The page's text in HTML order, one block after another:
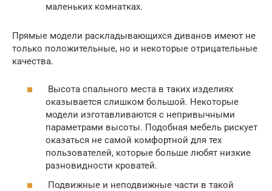
маленьких комнатках.
Прямые модели раскладывающихся диванов имеют не
только положительные, но и некоторые отрицательные
качества.
Высота спального места в таких изделиях
оказывается слишком большой. Некоторые
модели изготавливаются с непривычными
параметрами высоты. Подобная мебель рискует
оказаться не самой комфортной для тех
пользователей, которые больше любят низкие
разновидности кроватей.
Подвижные и неподвижные части в такой